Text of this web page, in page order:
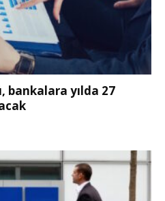
bankalara yılda 27